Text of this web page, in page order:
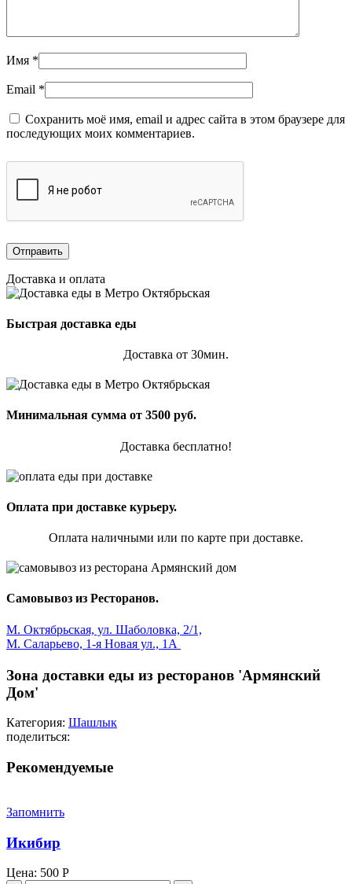
Имя *
Email *
Сохранить моё имя, email и адрес сайта в этом браузере для
последующих моих комментариев.
Доставка и оплата
Быстрая доставка еды
Доставка от 30мин.
Минимальная сумма от 3500 руб.
Доставка бесплатно!
Оплата при доставке курьеру.
Оплата наличными или по карте при доставке.
Самовывоз из Ресторанов.
М. Октябрьская, ул. Шаболовка, 2/1,
М. Саларьево, 1-я Новая ул., 1А
Зона доставки еды из ресторанов 'Армянский
Дом'
Категория: Шашлык
поделиться:
Рекомендуемые
Запомнить
Икибир
Цена: 500 Р